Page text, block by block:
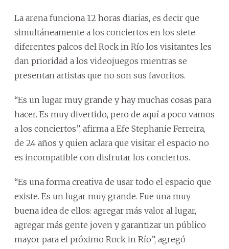
La arena funciona 12 horas diarias, es decir que
simultáneamente a los conciertos en los siete
diferentes palcos del Rock in Río los visitantes les
dan prioridad a los videojuegos mientras se
presentan artistas que no son sus favoritos.
“Es un lugar muy grande y hay muchas cosas para
hacer. Es muy divertido, pero de aquí a poco vamos
a los conciertos”, afirma a Efe Stephanie Ferreira,
de 24 años y quien aclara que visitar el espacio no
es incompatible con disfrutar los conciertos.
“Es una forma creativa de usar todo el espacio que
existe. Es un lugar muy grande. Fue una muy
buena idea de ellos: agregar más valor al lugar,
agregar más gente joven y garantizar un público
mayor para el próximo Rock in Río”, agregó